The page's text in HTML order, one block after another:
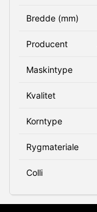
Bredde (mm)
Producent
Maskintype
Kvalitet
Korntype
Rygmateriale
Colli